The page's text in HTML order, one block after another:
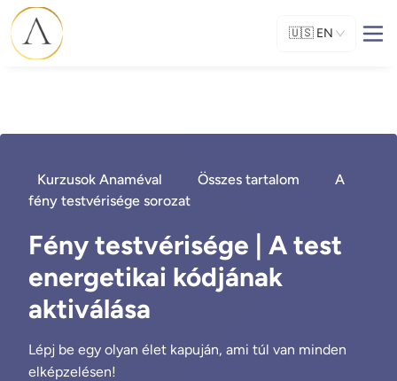
🇺🇸 EN
Kurzusok Anaméval Összes tartalom
A
fény testvérisége sorozat
Fény testvérisége | A test
energetikai kódjának
aktiválása
Lépj be egy olyan élet kapuján, ami túl van minden
elképzelésen!